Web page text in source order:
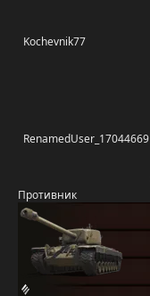
Kochevnik77
RenamedUser_17044669
Противник